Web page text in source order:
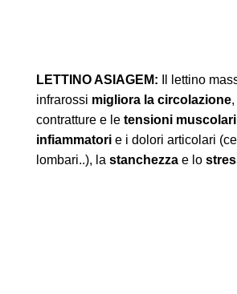
LETTINO ASIAGEM:
Il lettino
infrarossi migliora la circolazione,
contratture e le tensioni muscolari
infiammatori e i dolori articolari
lombari..), la stanchezzae lo